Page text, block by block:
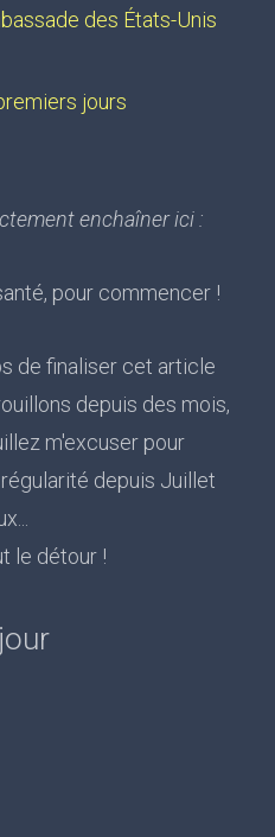
des États-Unis
jours
enchaîner ici :
pour commencer !
de finaliser cet article
depuis des mois,
m'excuser pour
depuis Juillet
le détour !